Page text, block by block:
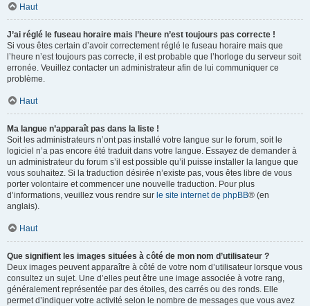
Haut
J’ai réglé le fuseau horaire mais l’heure n’est toujours pas correcte !
Si vous êtes certain d’avoir correctement réglé le fuseau horaire mais que
l’heure n’est toujours pas correcte, il est probable que l’horloge du serveur soit
erronée. Veuillez contacter un administrateur afin de lui communiquer ce
problème.
Haut
Ma langue n’apparaît pas dans la liste !
Soit les administrateurs n’ont pas installé votre langue sur le forum, soit le
logiciel n’a pas encore été traduit dans votre langue. Essayez de demander à
un administrateur du forum s’il est possible qu’il puisse installer la langue que
vous souhaitez. Si la traduction désirée n’existe pas, vous êtes libre de vous
porter volontaire et commencer une nouvelle traduction. Pour plus
d’informations, veuillez vous rendre sur le site internet de phpBB® (en
anglais).
Haut
Que signifient les images situées à côté de mon nom d’utilisateur ?
Deux images peuvent apparaître à côté de votre nom d’utilisateur lorsque vous
consultez un sujet. Une d’elles peut être une image associée à votre rang,
généralement représentée par des étoiles, des carrés ou des ronds. Elle
permet d’indiquer votre activité selon le nombre de messages que vous avez